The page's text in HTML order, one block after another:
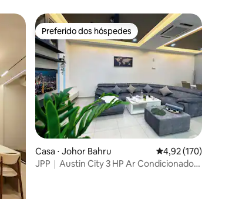
Preferido dos hóspedes
Preferido dos hóspedes
Casa ⋅ Johor Bahru 4,92 de uma avaliação
4,92 (170)
JPP｜Austin City 3 HP Ar Condicionado